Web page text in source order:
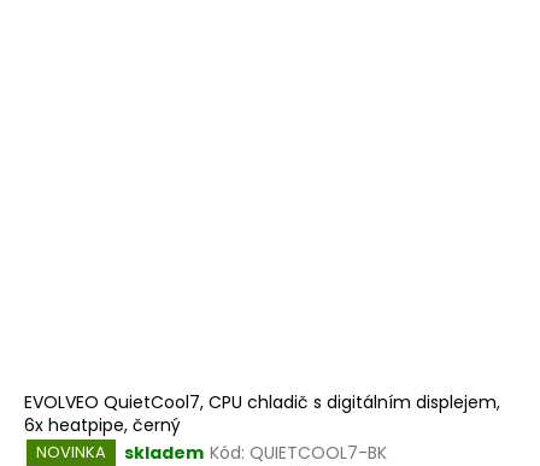
EVOLVEO QuietCool7, CPU chladič s digitálním displejem,
6x heatpipe, černý
NOVINKA skladem Kód: QUIETCOOL7-BK